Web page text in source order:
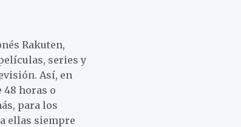
Rakuten,
series y
Así, en
horas o
para los
ellas siempre